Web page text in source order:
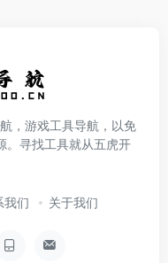
，游戏工具导航，以免
。寻找工具就从五虎开
我们 关于我们